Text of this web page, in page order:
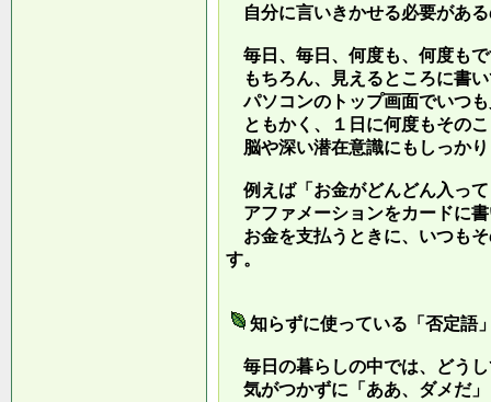
自分に言いきかせる必要があ
毎日、毎日、何度も、何度も
もちろん、見えるところに書
パソコンのトップ画面でいつ
ともかく、１日に何度もその
脳や深い潜在意識にもしっか
例えば「お金がどんどん入っ
アファメーションをカードに
お金を支払うときに、いつも
す。
知らずに使っている「否定語
毎日の暮らしの中では、どう
気がつかずに「ああ、ダメだ